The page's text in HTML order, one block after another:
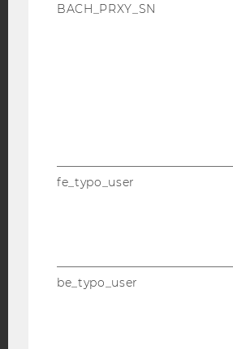
STUDIENBEWERBER*INNEN
BACH_PRXY_SN
fe_typo_user
be_typo_user